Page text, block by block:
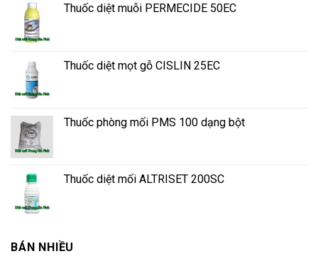
Thuốc diệt muỗi PERMECIDE 50EC
Thuốc diệt mọt gỗ CISLIN 25EC
Thuốc phòng mối PMS 100 dạng bột
Thuốc diệt mối ALTRISET 200SC
BÁN NHIỀU